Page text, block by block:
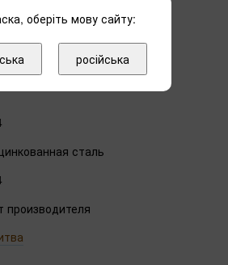
сталь
производителя
оберіть мову сайту:
російська